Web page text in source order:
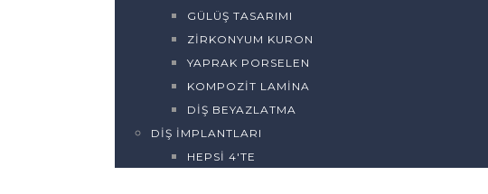
GÜLÜŞ TASARIMI
ZIRKONYUM KURON
YAPRAK PORSELEN
KOMPOZIT LAMINA
DIŞ BEYAZLATMA
DIŞ İMPLANTLARI
HEPSI 4'TE